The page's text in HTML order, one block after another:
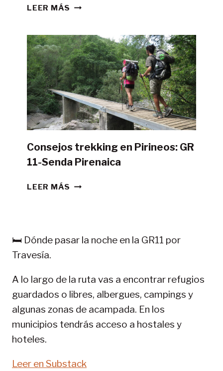
LEER MÁS ¿ES
LA
GR11
CON
TIENDA
DE
CAMPAÑA?
Consejos trekking en Pirineos: GR
11-Senda Pirenaica
LEER MÁS CONSEJOS
11-
🛏️ Dónde pasar la noche en la GR11 por
Travesía.
A lo largo de la ruta vas a encontrar refugios
guardados o libres, albergues, campings y
algunas zonas de acampada. En los
municipios tendrás acceso a hostales y
hoteles.
Leer en Substack